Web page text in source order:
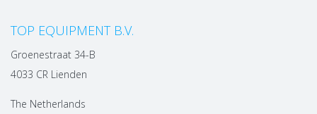
TOP EQUIPMENT B.V.
Groenestraat 34-B
4033 CR Lienden
The Netherlands